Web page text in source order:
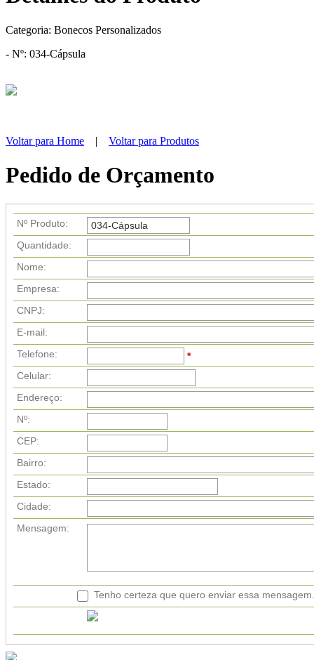
Categoria: Bonecos Personalizados
- Nº: 034-Cápsula
Voltar para Home | Voltar para Produtos
Pedido de Orçamento
Nº Produto:
Quantidade:
Nome:
Empresa:
CNPJ:
E-mail:
Telefone:
*
Celular:
Endereço:
Nº:
CEP:
Bairro:
Estado:
Cidade:
Mensagem:
Tenho certeza que quero enviar essa mensagem.